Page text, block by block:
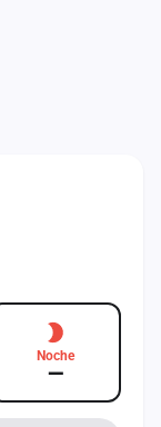
Noche
—